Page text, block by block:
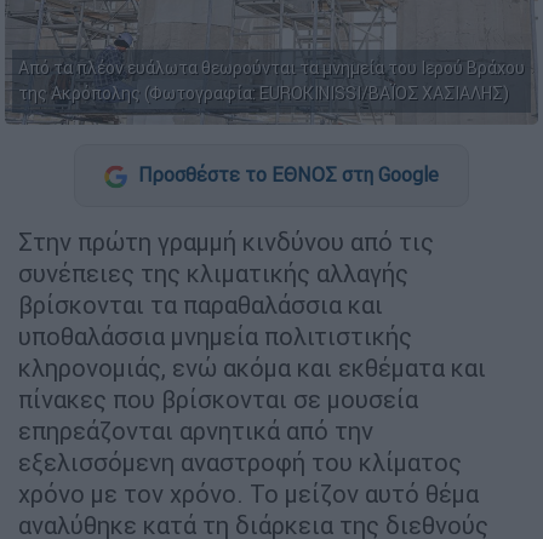
Από τα πλέον ευάλωτα θεωρούνται τα µνηµεία του Ιερού Βράχου
της Ακρόπολης (Φωτογραφία: EUROKINISSI/ΒΑΪΟΣ ΧΑΣΙΑΛΗΣ)
Προσθέστε το ΕΘΝΟΣ στη Google
Στην πρώτη γραµµή κινδύνου από τις
συνέπειες της κλιµατικής αλλαγής
βρίσκονται τα παραθαλάσσια και
υποθαλάσσια µνηµεία πολιτιστικής
κληρονοµιάς, ενώ ακόµα και εκθέµατα και
πίνακες που βρίσκονται σε µουσεία
επηρεάζονται αρνητικά από την
εξελισσόµενη αναστροφή του κλίµατος
χρόνο µε τον χρόνο. Το µείζον αυτό θέµα
αναλύθηκε κατά τη διάρκεια της διεθνούς